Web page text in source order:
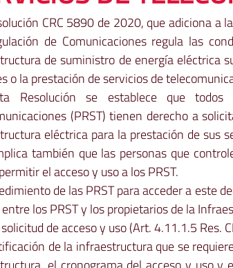
CRC 5890 de 2020, que adiciona a
de Comunicaciones regula las
de suministro de energía eléctrica
o la prestación de servicios de
Resolución se establece que
(PRST) tienen derecho a
eléctrica para la prestación de sus
también que las personas que
el acceso y uso a los PRST.
de las PRST para acceder a este
los PRST y los propietarios de la
de acceso y uso (Art. 4.11.1.5 Res.
de la infraestructura que se